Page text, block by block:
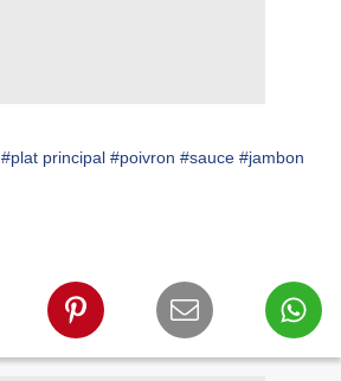
#plat principal #poivron #sauce #jambon